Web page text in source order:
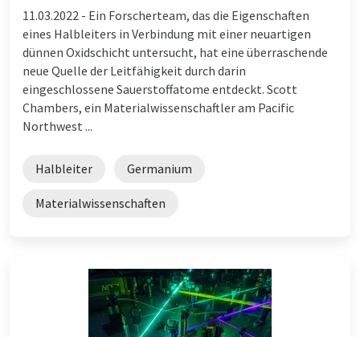
11.03.2022 - Ein Forscherteam, das die Eigenschaften
eines Halbleiters in Verbindung mit einer neuartigen
dünnen Oxidschicht untersucht, hat eine überraschende
neue Quelle der Leitfähigkeit durch darin
eingeschlossene Sauerstoffatome entdeckt. Scott
Chambers, ein Materialwissenschaftler am Pacific
Northwest ...
Halbleiter Germanium
Materialwissenschaften